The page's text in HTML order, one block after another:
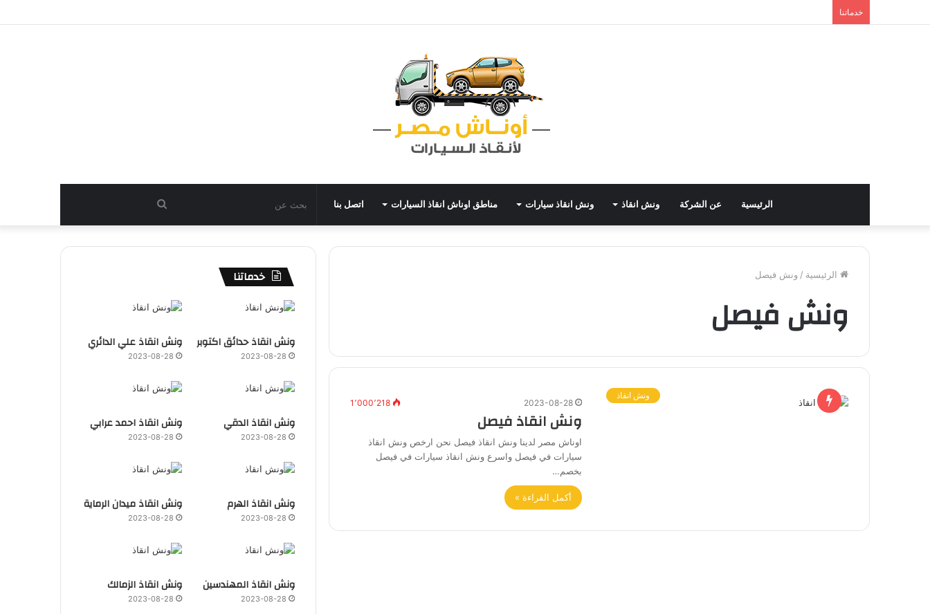
خدماتنا
الرئيسية عن الشركة ونش انقاذ ونش انقاذ سيارات مناطق اوناش انقاذ السيارات اتصل بنا
عن
الرئيسية / ونش فيصل
ونش فيصل
ونش انقاذ
2023-08-28 1٬000٬218
ونش انقاذ فيصل
اوناش مصر لدينا ونش انقاذ فيصل نحن ارخص ونش انقاذ
سيارات في فيصل واسرع ونش انقاذ سيارات في فيصل
بخصم…
أكمل القراءة »
خدماتنا
ونش انقاذ حدائق اكتوبر
2023-08-28
ونش انقاذ علي الدائري
2023-08-28
ونش انقاذ الدقي
2023-08-28
ونش انقاذ احمد عرابي
2023-08-28
ونش انقاذ الهرم
2023-08-28
ونش انقاذ ميدان الرماية
2023-08-28
ونش انقاذ المهندسين
2023-08-28
ونش انقاذ الزمالك
2023-08-28